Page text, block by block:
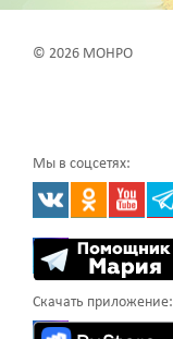
© 2026 МОНРО
Мы в соцсетях:
Скачать приложение: